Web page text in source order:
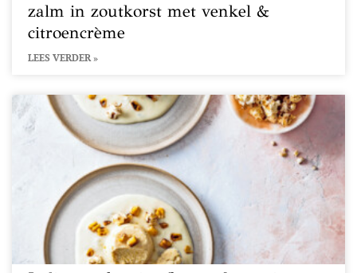
zalm in zoutkorst met venkel &
citroencrème
LEES VERDER »